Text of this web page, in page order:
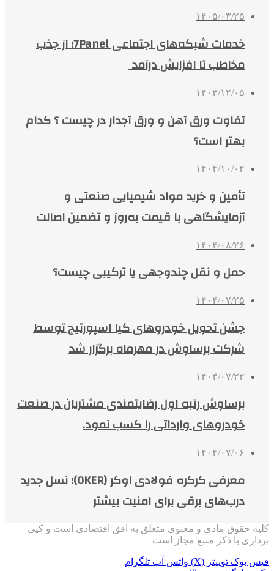
۱۴۰۵/۰۳/۲۵
خدمات شبکه‌های اجتماعی 7Panel؛ از جذب
مخاطب تا افزایش درآمد
۱۴۰۳/۱۲/۰۵
تفاوت ورق آهن و ورق آجدار در چیست ؟ کدام
بهتر است؟
۱۴۰۴/۱۰/۰۲
تأمین و خرید مواد شیمیایی صنعتی و
آزمایشگاهی با قیمت به‌روز و تضمین اصالت
۱۴۰۴/۰۸/۲۶
حمل و نقل چندوجهی یا ترکیبی چیست؟
۱۴۰۴/۰۷/۲۵
جشن تحویل خودروهای کیا اسپورتیج توسط
شرکت برساوش در مهرماه برگزار شد
۱۴۰۴/۰۷/۲۲
برساوش رتبه اول رضایتمندی مشتریان در صنعت
خودروهای وارداتی را کسب نمود.
۱۴۰۴/۰۷/۰۶
معرفی کرکره فولادی اوکر (OKER)؛ نسل جدید
درب‌های برقی برای امنیت بیشتر
کلیه حقوق مادی و معنوی متعلق به افق اقتصادی است و کپی
برداری با ذکر منبع مجاز است
فیس بوک توییتر (X) واتس آپ تلگرام